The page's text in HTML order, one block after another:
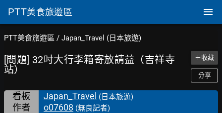
PTT美食旅遊區
PTT美食旅遊區 / Japan_Travel (日本旅遊)
[問題] 32吋大行李箱寄放請益（吉祥寺
站）
＋收藏
分享
看板 Japan_Travel (日本旅遊)
作者 o07608 (無良記者)